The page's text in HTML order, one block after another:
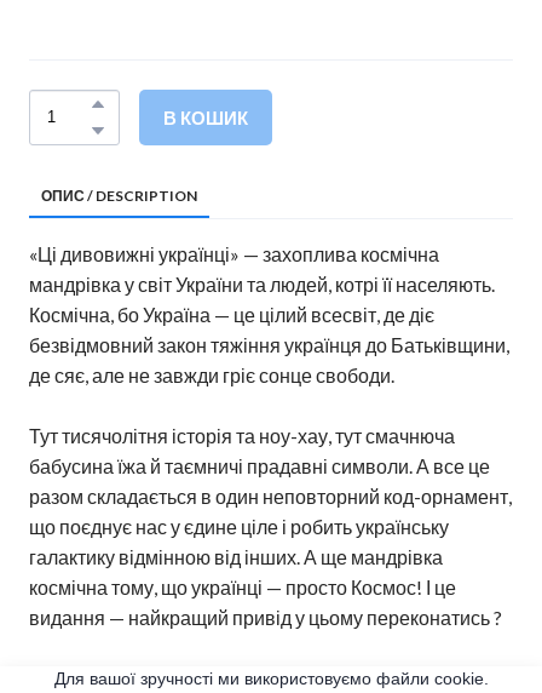
В КОШИК
ОПИС / DESCRIPTION
«Ці дивовижні українці» — захоплива космічна
мандрівка у світ України та людей, котрі її населяють.
Космічна, бо Україна — це цілий всесвіт, де діє
безвідмовний закон тяжіння українця до Батьківщини,
де сяє, але не завжди гріє сонце свободи.
Тут тисячолітня історія та ноу-хау, тут смачнюча
бабусина їжа й таємничі прадавні символи. А все це
разом складається в один неповторний код-орнамент,
що поєднує нас у єдине ціле і робить українську
галактику відмінною від інших. А ще мандрівка
космічна тому, що українці — просто Космос! І це
видання — найкращий привід у цьому переконатись ?
Для вашої зручності ми використовуємо файли cookie.